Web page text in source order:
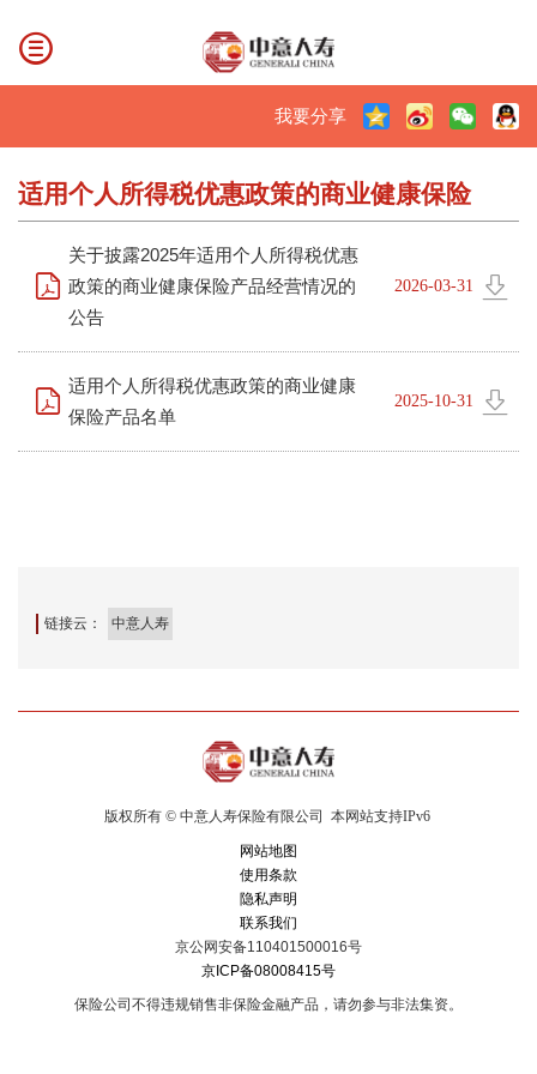
我要分享
适用个人所得税优惠政策的商业健康保险
关于披露2025年适用个人所得税优惠
政策的商业健康保险产品经营情况的
公告
2026-03-31
适用个人所得税优惠政策的商业健康
保险产品名单
2025-10-31
链接云： 中意人寿
版权所有 © 中意人寿保险有限公司 本网站支持IPv6
网站地图
使用条款
隐私声明
联系我们
京公网安备110401500016号
京ICP备08008415号
保险公司不得违规销售非保险金融产品，请勿参与非法集资。